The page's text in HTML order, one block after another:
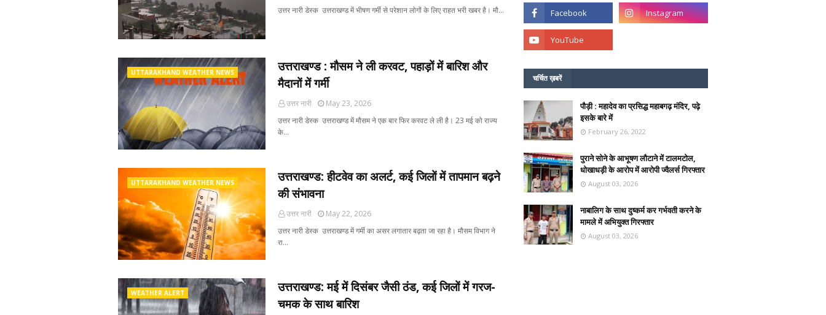
उत्तर नारी डेस्क उत्तराखण्ड में भीषण गर्मी से परेशान लोगों के लिए राहत भरी खबर है। मौ…
UTTARAKHAND WEATHER NEWS
उत्तराखण्ड : मौसम ने ली करवट, पहाड़ों में बारिश और
मैदानों में गर्मी
उत्तर नारी
May 23, 2026
उत्तर नारी डेस्क उत्तराखण्ड में मौसम ने एक बार फिर करवट ले ली है। 23 मई को राज्य
के…
UTTARAKHAND WEATHER NEWS
उत्तराखण्ड: हीटवेव का अलर्ट, कई जिलों में तापमान बढ़ने
की संभावना
उत्तर नारी
May 22, 2026
उत्तर नारी डेस्क उत्तराखण्ड में गर्मी का असर लगातार बढ़ता जा रहा है। मौसम विभाग ने
रा…
WEATHER ALERT
उत्तराखण्ड: मई में दिसंबर जैसी ठंड, कई जिलों में गरज-
चमक के साथ बारिश
चर्चित ख़बरें
पौड़ी : महादेव का प्रसिद्ध महाबगढ़ मंदिर, पढ़े
इसके बारे में
February 26, 2022
पुराने सोने के आभूषण लौटाने में टालमटोल,
धोखाधड़ी के आरोप में आरोपी ज्वैलर्स गिरफ्तार
August 03, 2026
नाबालिग के साथ दुष्कर्म कर गर्भवती करने के
मामले में अभियुक्त गिरफ्तार
August 03, 2026